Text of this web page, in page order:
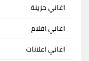
اغاني حزينة
اغاني افلام
اغاني اعلانات